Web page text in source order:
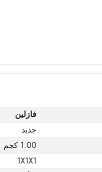
فازلين
جديد
1.00 كجم
1X1X1